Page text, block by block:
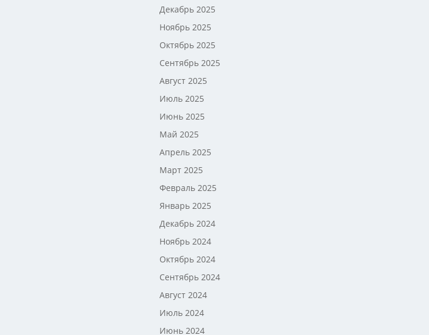
Декабрь 2025
Ноябрь 2025
Октябрь 2025
Сентябрь 2025
Август 2025
Июль 2025
Июнь 2025
Май 2025
Апрель 2025
Март 2025
Февраль 2025
Январь 2025
Декабрь 2024
Ноябрь 2024
Октябрь 2024
Сентябрь 2024
Август 2024
Июль 2024
Июнь 2024